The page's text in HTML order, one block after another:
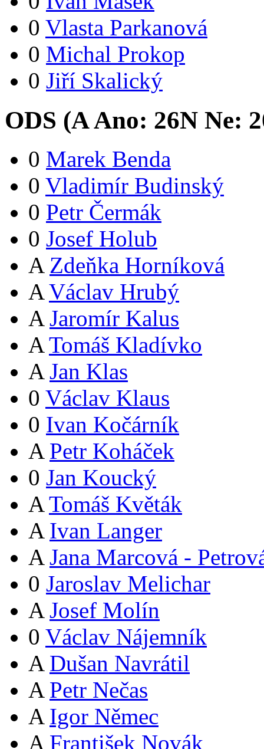
0 Vlasta Parkanová
0 Michal Prokop
0 Jiří Skalický
ODS (AAno: 26N Ne: 2
0 Marek Benda
0 Vladimír Budinský
0 Petr Čermák
0 Josef Holub
A Zdeňka Horníková
A Václav Hrubý
A Jaromír Kalus
A Tomáš Kladívko
A Jan Klas
0 Václav Klaus
0 Ivan Kočárník
A Petr Koháček
0 Jan Koucký
A Tomáš Květák
A Ivan Langer
A Jana Marcová -
0 Jaroslav Melichar
A Josef Molín
0 Václav Nájemník
A Dušan Navrátil
A Petr Nečas
A Igor Němec
A František Novák